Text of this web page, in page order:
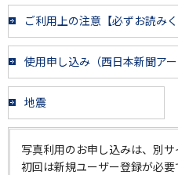
ご利用上の注意【必ずお読みく
使用申し込み（西日本新聞アー
地震
写真利用のお申し込みは、別
初回は新規ユーザー登録が必要